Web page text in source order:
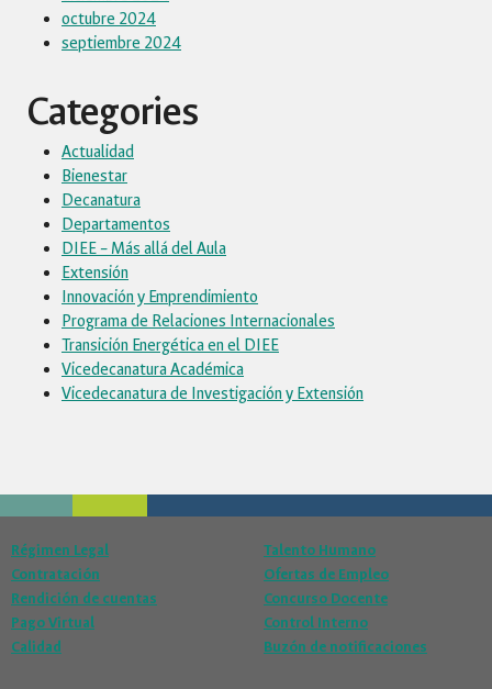
octubre 2024
septiembre 2024
Categories
Actualidad
Bienestar
Decanatura
Departamentos
DIEE – Más allá del Aula
Extensión
Innovación y Emprendimiento
Programa de Relaciones Internacionales
Transición Energética en el DIEE
Vicedecanatura Académica
Vicedecanatura de Investigación y Extensión
Régimen Legal
Contratación
Rendición de cuentas
Pago Virtual
Calidad
Talento Humano
Ofertas de Empleo
Concurso Docente
Control Interno
Buzón de notificaciones